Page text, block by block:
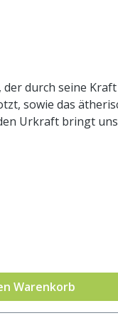
durch seine
sowie das
Urkraft bringt
den Kerzen
von
ist ein reines
Warenkorb